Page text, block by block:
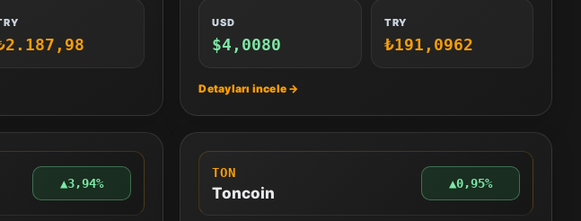
USD
$4,0080
TRY
₺191,0962
▲3,94%
TON
Toncoin
▲0,95%